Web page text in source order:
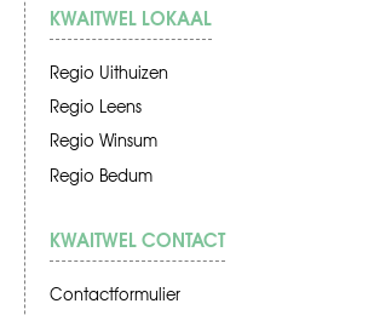
KWAITWEL LOKAAL
Regio Uithuizen
Regio Leens
Regio Winsum
Regio Bedum
KWAITWEL CONTACT
Contactformulier